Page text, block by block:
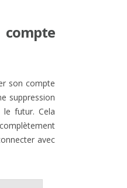
son compte
suppression
le futur. Cela
avec